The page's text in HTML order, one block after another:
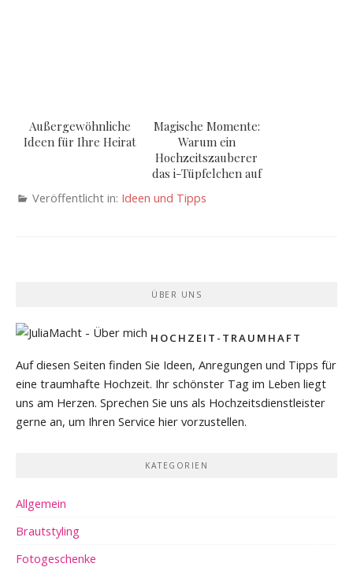
Außergewöhnliche
Ideen für Ihre Heirat
Magische Momente:
Warum ein
Hochzeitszauberer
das i-Tüpfelchen auf
Veröffentlicht in: Ideen und Tipps
ÜBER UNS
HOCHZEIT-TRAUMHAFT
Auf diesen Seiten finden Sie Ideen, Anregungen und Tipps für
eine traumhafte Hochzeit. Ihr schönster Tag im Leben liegt
uns am Herzen. Sprechen Sie uns als Hochzeitsdienstleister
gerne an, um Ihren Service hier vorzustellen.
KATEGORIEN
Allgemein
Brautstyling
Fotogeschenke